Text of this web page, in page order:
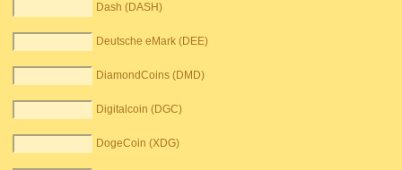
Dash (DASH)
Deutsche eMark (DEE)
DiamondCoins (DMD)
Digitalcoin (DGC)
DogeCoin (XDG)